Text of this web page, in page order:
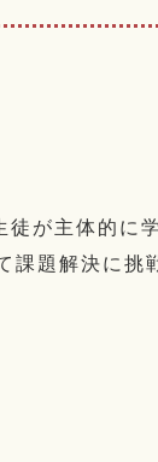
が主体的に
題解決に挑